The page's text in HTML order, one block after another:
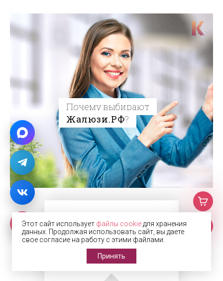
Почему выбирают
Жалюзи.РФ?
Работаем с2002г.
и профессионально
консультируем
Получить скидку
Этот сайт использует файлы cookie для хранения
данных. Продолжая использовать сайт, вы даете
свое согласие на работу с этими файлами.
Принять